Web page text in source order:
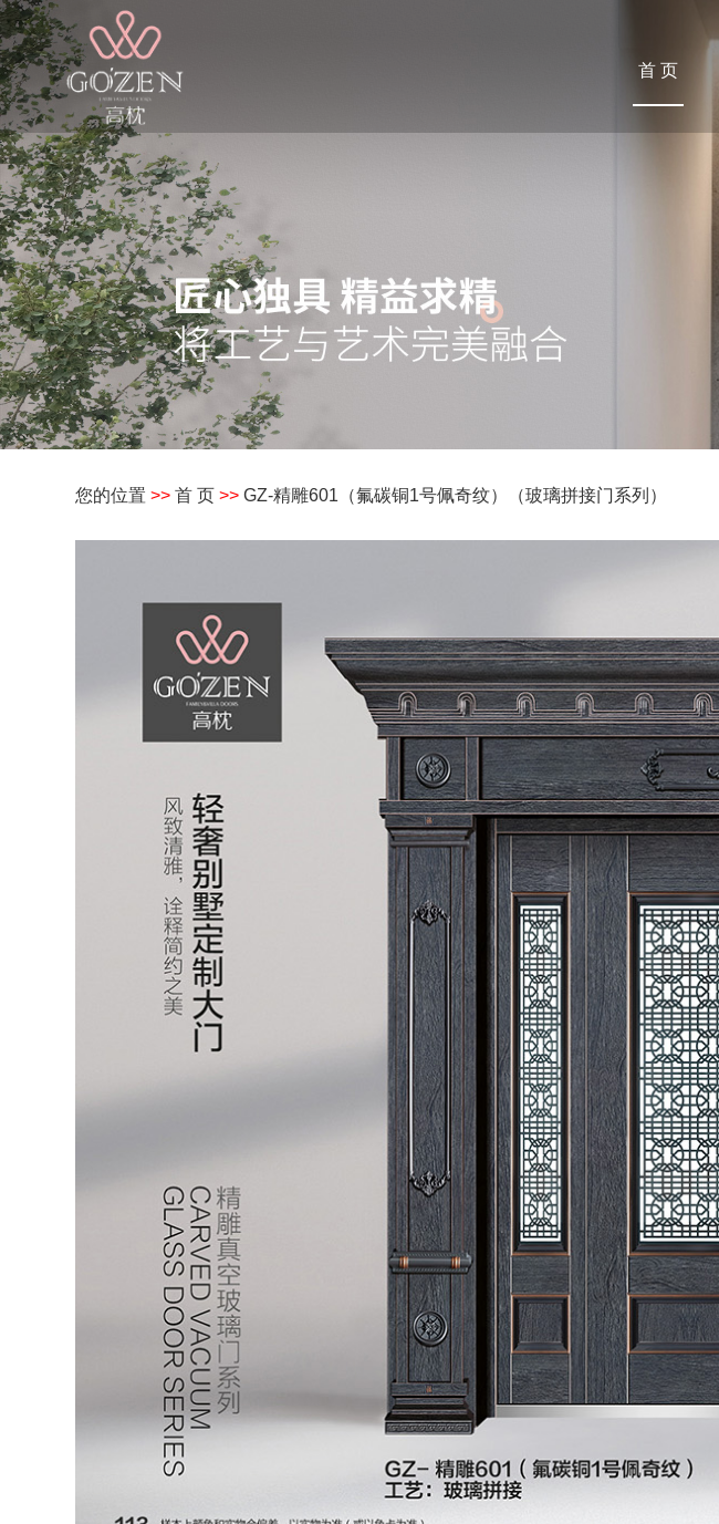
首 页
您的位置 >> 首 页 >>GZ-精雕601（氟碳铜1号佩奇纹）（玻璃拼接门系列）